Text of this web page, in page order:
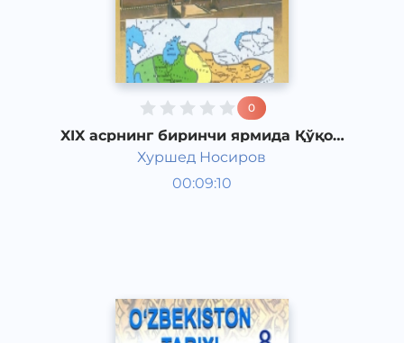
0
XIX асрнинг биринчи ярмида Қўқон
хонлигининг ижтимоий - сиёсий
аҳволи
Хуршед Носиров
00:09:10
Ўзбекистон тарихи 8 синф